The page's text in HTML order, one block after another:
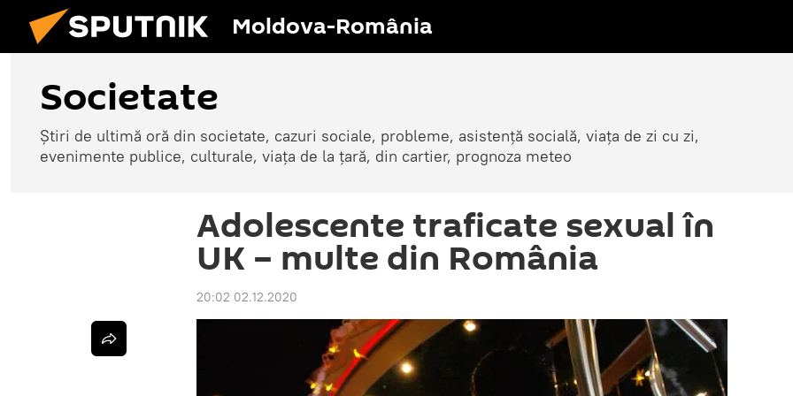
Moldova-România
Societate
Știri de ultimă oră din societate, cazuri sociale, probleme, asistență socială, viața de zi cu zi,
evenimente publice, culturale, viața de la țară, din cartier, prognoza meteo
Adolescente traficate sexual în
UK – multe din România
20:02 02.12.2020